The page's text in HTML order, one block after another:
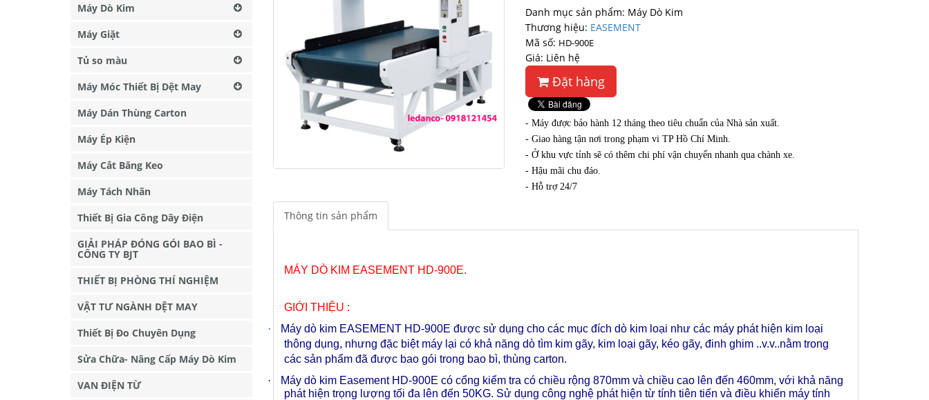
Danh mục sản phẩm: Máy Dò Kim
Thương hiệu: EASEMENT
Mã số: HD-900E
Giá: Liên hệ
Đặt hàng
-Máy được bảo hành 12 tháng theo tiêu chuẩn của Nhà sản xuất.
- Giao hàng tận nơi trong phạm vi TP Hồ Chí Minh.
- Ở khu vực tỉnh sẽ có thêm chi phí vận chuyển nhanh qua chành xe.
- Hậu mãi chu đáo.
- Hỗ trợ 24/7
Thông tin sản phẩm
MÁY DÒ KIM EASEMENT HD-900E.
GIỚI THIỆU :
·
Máy dò kim EASEMENT HD-900E được sử dụng cho các mục đích dò kim loại như các máy phát hiện kim loại
thông dụng, nhưng đặc biệt máy lại có khả năng dò tìm kim gãy, kim loại gãy, kéo gãy, đinh ghim ..v.v..nằm trong
các sản phẩm đã được bao gói trong bao bì, thùng carton.
·
Máy dò kim Easement HD-900E có cổng kiểm tra có chiều rộng 870mm và chiều cao lên đến 460mm, với khả năng
phát hiện trọng lượng tối đa lên đến 50KG. Sử dụng công nghệ phát hiện từ tính tiên tiến và điều khiển máy tính
Máy Dò Kim
Máy Giặt
Tủ so màu
Máy Móc Thiết Bị Dệt May
Máy Dán Thùng Carton
Máy Ép Kiện
Máy Cắt Băng Keo
Máy Tách Nhãn
Thiết Bị Gia Công Dây Điện
GIẢI PHÁP ĐÓNG GÓI BAO BÌ -
CÔNG TY BJT
THIẾT BỊ PHÒNG THÍ NGHIỆM
VẬT TƯ NGÀNH DỆT MAY
Thiết Bị Đo Chuyên Dụng
Sửa Chữa- Nâng Cấp Máy Dò Kim
VAN ĐIỆN TỪ